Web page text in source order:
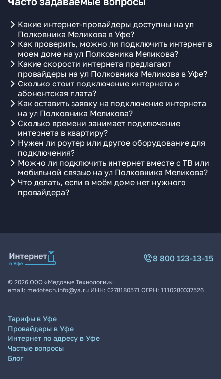
Какие интернет-провайдеры доступны на ул
Полковника Меликова в Уфе?
Как проверить, можно ли подключить интернет в
моем доме на ул Полковника Меликова?
Какие скорости интернета предлагают
провайдеры на ул Полковника Меликова в Уфе?
Сколько стоит подключение интернета и
абонентская плата?
Как оставить заявку на подключение интернета
на ул Полковника Меликова?
Сколько времени занимает подключение
интернета в квартиру?
Нужен ли роутер или другое оборудование для
подключения?
Можно ли подключить интернет вместе с ТВ или
мобильной связью на ул Полковника Меликова?
Что делать, если в моём доме нет нужного
провайдера?
8 800 123-13-15
© 2026 ООО «Медовые Технологии»
email: medotech.info@ya.ru ИНН: 0278180571 ОГРН: 1110280037526
Тарифы в Уфе
Провайдеры в Уфе
Интернет по адресу в Уфе
Частые вопросы
Блог